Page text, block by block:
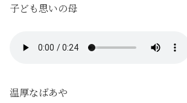
子ども思いの母
温厚なばあや